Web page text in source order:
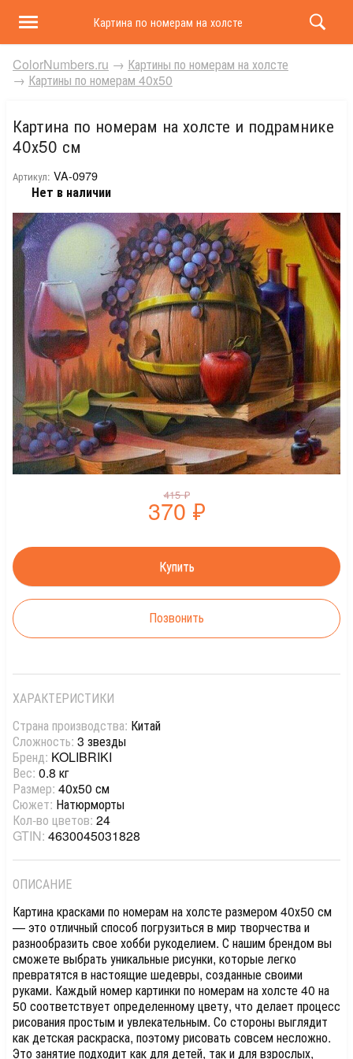
Картина по номерам на холсте и подрамнике 40х50
ColorNumbers.ru → Картины по номерам на холсте
→ Картины по номерам 40х50
Картина по номерам на холсте и подрамнике
40х50 см
Артикул: VA-0979
Нет в наличии
415₽
370 ₽
Позвонить
ХАРАКТЕРИСТИКИ
Страна производства: Китай
Сложность: 3 звезды
Бренд: KOLIBRIKI
Вес: 0.8 кг
Размер: 40х50 см
Сюжет: Натюрморты
Кол-во цветов: 24
GTIN: 4630045031828
ОПИСАНИЕ
Картина красками по номерам на холсте размером 40х50 см
— это отличный способ погрузиться в мир творчества и
разнообразить свое хобби рукоделием. С нашим брендом вы
сможете выбрать уникальные рисунки, которые легко
превратятся в настоящие шедевры, созданные своими
руками. Каждый номер картинки по номерам на холсте 40 на
50 соответствует определенному цвету, что делает процесс
рисования простым и увлекательным. Со стороны выглядит
как детская раскраска, поэтому рисовать совсем несложно.
Это занятие подходит как для детей, так и для взрослых,